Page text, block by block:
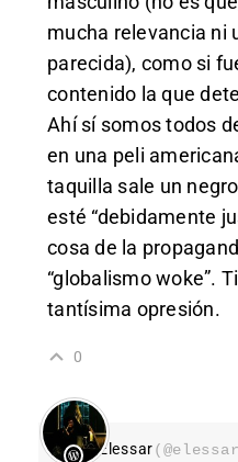
mucha relevancia ni
parecida), como si
contenido la que
Ahí sí somos todos
en una peli
taquilla sale un
esté “debidamente
cosa de la
“globalismo woke”.
tantísima opresión.
0
Elessar